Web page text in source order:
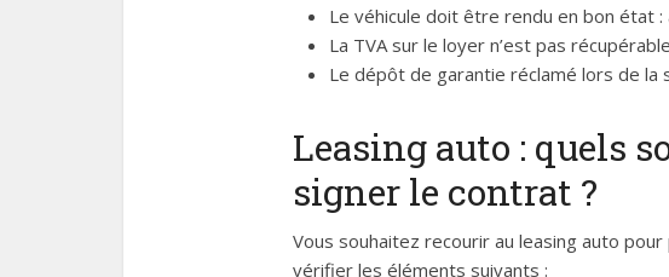
Le véhicule doit être rendu en bon état
La TVA sur le loyer n’est pas
Le dépôt de garantie réclamé lors de
Leasing auto : quels
signer le contrat ?
Vous souhaitez recourir au leasing auto
vérifier les éléments suivants :